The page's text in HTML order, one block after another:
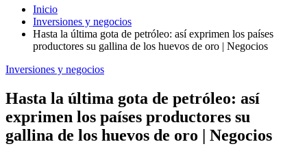
Inicio
Inversiones y negocios
Hasta la última gota de petróleo: así exprimen los países
productores su gallina de los huevos de oro | Negocios
Inversiones y negocios
Hasta la última gota de petróleo: así
exprimen los países productores su
gallina de los huevos de oro | Negocios